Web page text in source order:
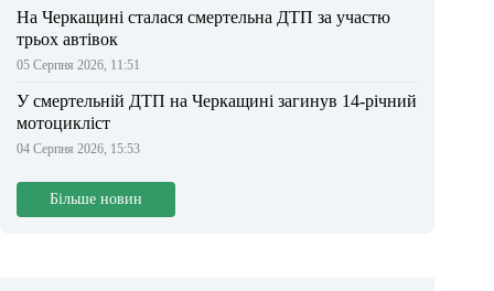
На Черкащині сталася смертельна ДТП за участю
трьох автівок
05 Серпня 2026, 11:51
У смертельній ДТП на Черкащині загинув 14-річний
мотоцикліст
04 Серпня 2026, 15:53
Більше новин